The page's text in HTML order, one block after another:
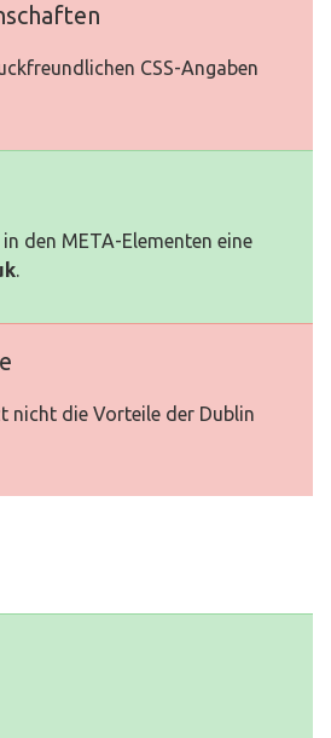
CSS-Angaben
den META-Elementen eine
.
nicht die Vorteile der Dublin